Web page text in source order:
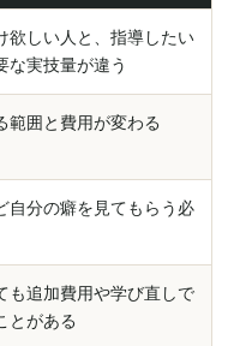
欲しい人と、指導したい
な実技量が違う
範囲と費用が変わる
自分の癖を見てもらう必
も追加費用や学び直しで
とがある